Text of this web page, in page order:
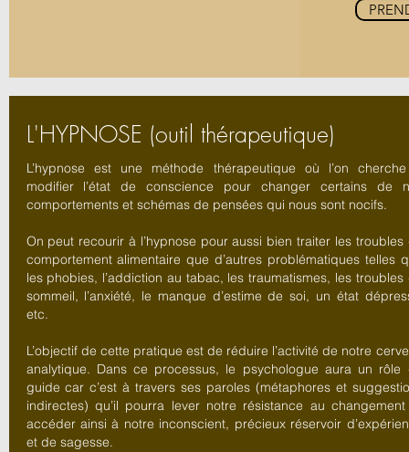
L'HYPNOSE (outil thérapeutique)
L’hypnose est une méthode thérapeutique où l’on
modifier l’état de conscience pour changer certains de
comportements et schémas de pensées qui nous sont nocifs.
On peut recourir à l’hypnose pour aussi bien traiter les troubles
comportement alimentaire que d’autres problématiques telles
les phobies, l’addiction au tabac, les traumatismes, les troubles
sommeil, l’anxiété, le manque d’estime de soi, un état
etc.
L’objectif de cette pratique est de réduire l’activité de notre
analytique. Dans ce processus, le psychologue aura un rôle
guide car c’est à travers ses paroles (métaphores et
indirectes) qu’il pourra lever notre résistance au
accéder ainsi à notre inconscient, précieux réservoir
et de sagesse.